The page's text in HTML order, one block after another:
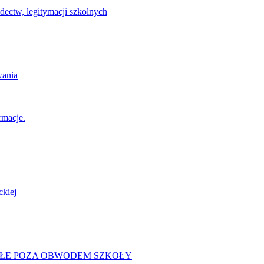
legitymacji szkolnych
POZA OBWODEM SZKOŁY